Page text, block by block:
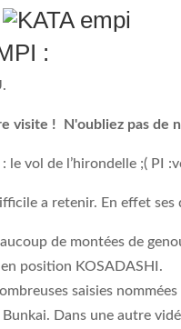
:
visite ! N'oubliez pas de
le vol de l’hirondelle ;( PI
a retenir. En effet
de montées de
position KOSADASHI.
saisies
Dans une autre